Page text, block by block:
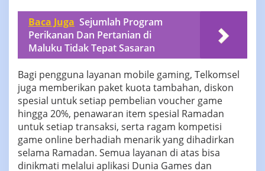
Baca Juga Sejumlah Program
Perikanan Dan Pertanian di
Maluku Tidak Tepat Sasaran
Bagi pengguna layanan mobile gaming, Telkomsel
juga memberikan paket kuota tambahan, diskon
spesial untuk setiap pembelian voucher game
hingga 20%, penawaran item spesial Ramadan
untuk setiap transaksi, serta ragam kompetisi
game online berhadiah menarik yang dihadirkan
selama Ramadan. Semua layanan di atas bisa
dinikmati melalui aplikasi Dunia Games dan